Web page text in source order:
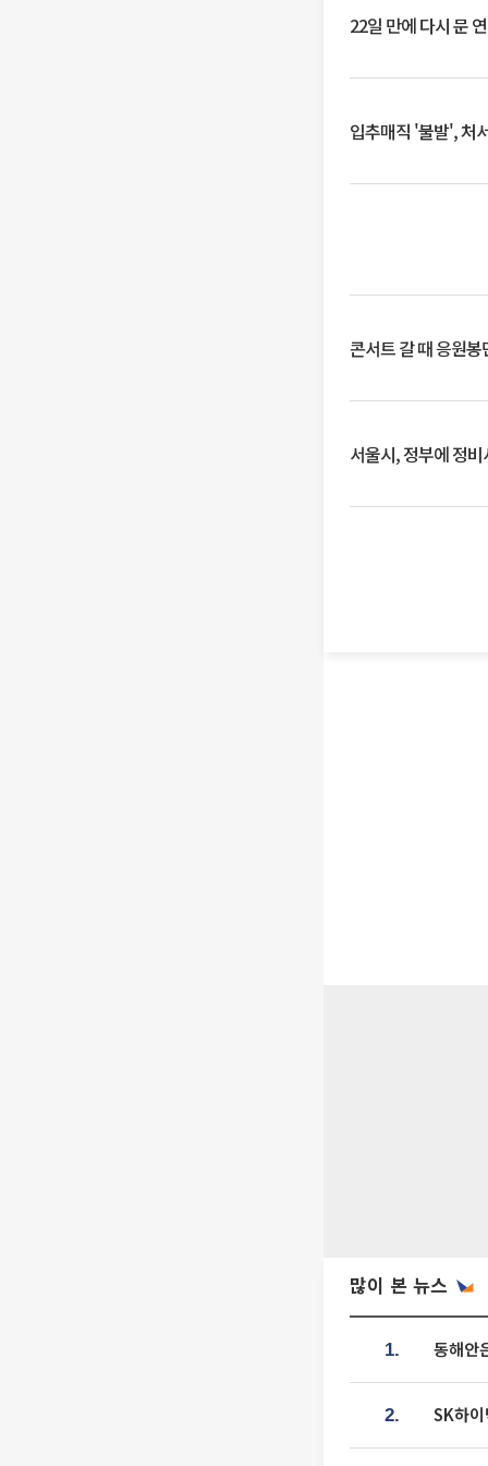
22일 만에 다시 문
입추매직 '불발', 처
콘서트 갈 때 응원
서울시, 정부에 정
많이 본 뉴스
1. 동해안
2. SK하